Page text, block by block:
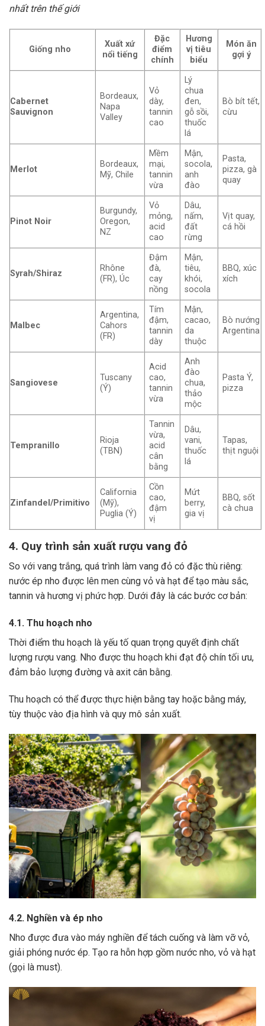
nhất trên thế giới
Giống nho
Xuất xứ
nổi tiếng
Đặc
điểm
chính
Hương
vị tiêu
biểu
Món ăn
gợi ý
Cabernet
Sauvignon
Bordeaux,
Napa
Valley
Vỏ
dày,
tannin
cao
Lý
chua
đen,
gỗ sồi,
thuốc
lá
Bò bít tết,
cừu
Merlot
Bordeaux,
Mỹ, Chile
Mềm
mại,
tannin
vừa
Mận,
socola,
anh
đào
Pasta,
pizza, gà
quay
Pinot Noir
Burgundy,
Oregon,
NZ
Vỏ
mỏng,
acid
cao
Dâu,
nấm,
đất
rừng
Vịt quay,
cá hồi
Syrah/Shiraz
Rhône
(FR), Úc
Đậm
đà,
cay
nồng
Mận,
tiêu,
khói,
socola
BBQ, xúc
xích
Malbec
Argentina,
Cahors
(FR)
Tím
đậm,
tannin
dày
Mận,
cacao,
da
thuộc
Bò nướng
Argentina
Sangiovese
Tuscany
(Ý)
Acid
cao,
tannin
vừa
Anh
đào
chua,
thảo
mộc
Pasta Ý,
pizza
Tempranillo
Rioja
(TBN)
Tannin
vừa,
acid
cân
bằng
Dâu,
vani,
thuốc
lá
Tapas,
thịt nguội
Zinfandel/Primitivo
California
(Mỹ),
Puglia (Ý)
Cồn
cao,
đậm
vị
Mứt
berry,
gia vị
BBQ, sốt
cà chua
4. Quy trình sản xuất rượu vang đỏ
So với vang trắng, quá trình làm vang đỏ có đặc thù riêng:
nước ép nho được lên men cùng vỏ và hạt để tạo màu sắc,
tannin và hương vị phức hợp. Dưới đây là các bước cơ bản:
4.1. Thu hoạch nho
Thời điểm thu hoạch là yếu tố quan trọng quyết định chất
lượng rượu vang. Nho được thu hoạch khi đạt độ chín tối ưu,
đảm bảo lượng đường và axit cân bằng.
Thu hoạch có thể được thực hiện bằng tay hoặc bằng máy,
tùy thuộc vào địa hình và quy mô sản xuất.
4.2. Nghiền và ép nho
Nho được đưa vào máy nghiền để tách cuống và làm vỡ vỏ,
giải phóng nước ép. Tạo ra hỗn hợp gồm nước nho, vỏ và hạt
(gọi là must).